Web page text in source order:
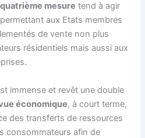
mesure tend à agir
aux Etats membres
de vente non plus
résidentiels mais aussi aux
immense et revêt une double
économique, à court terme,
des transferts de ressources
consommateurs afin de